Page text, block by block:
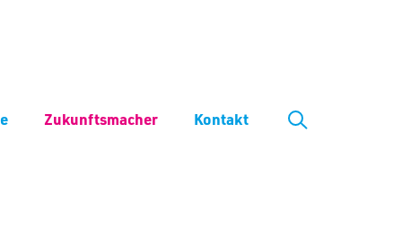
Zukunftsmacher Kontakt